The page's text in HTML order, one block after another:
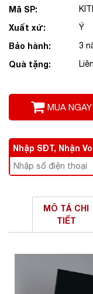
Mã SP:
Xuất xứ: Ý
Bảo hành: 3
Quà tặng:
MUA NGAY
Nhập SĐT, Nhận
MÔ TẢ CHI
TIẾT